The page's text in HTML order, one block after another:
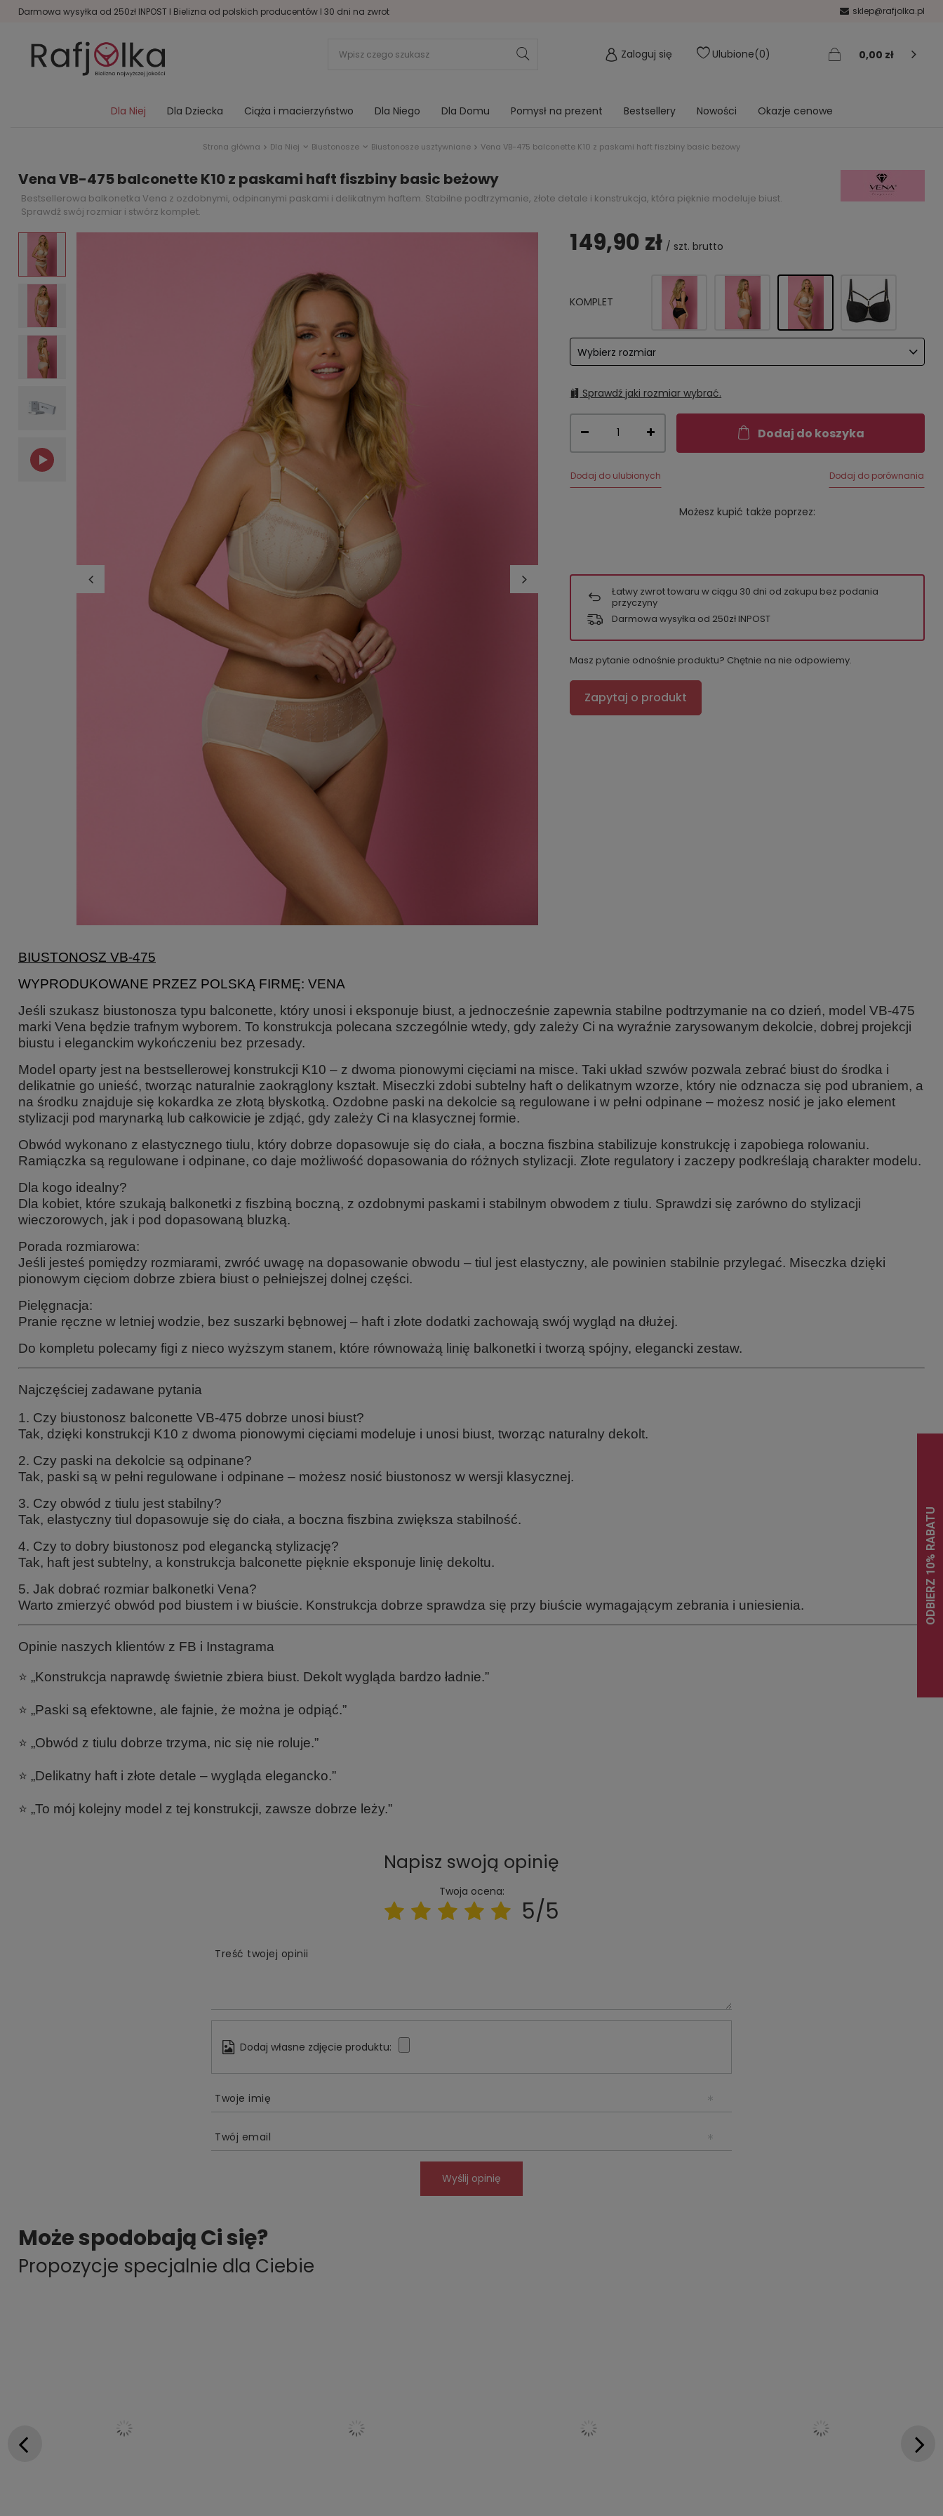
Darmowa wysyłka od 250zł INPOST I Bielizna od polskich producentów I 30 dni na zwrot sklep@rafjolka.pl
Zaloguj się Ulubione 0 0,00 zł
Dla Niej Dla Dziecka Ciąża i macierzyństwo Dla Niego Dla Domu Pomysł na prezent Bestsellery Nowości Okazje cenowe
Strona główna Dla Niej Biustonosze Biustonosze usztywniane Vena VB-475 balconette K10 z paskami haft fiszbiny basic beżowy
Vena VB-475 balconette K10 z paskami haft fiszbiny basic beżowy
Bestsellerowa balkonetka Vena z ozdobnymi, odpinanymi paskami i delikatnym haftem. Stabilne podtrzymanie, złote detale i konstrukcja, która pięknie modeluje biust.
Sprawdź swój rozmiar i stwórz komplet.
149,90 zł / szt. brutto
KOMPLET
Wybierz rozmiar
Sprawdź jaki rozmiar wybrać.
Dodaj do koszyka
Dodaj do ulubionych Dodaj do porównania
Możesz kupić także poprzez:
Łatwy zwrot towaru w ciągu 30 dni od zakupu bez podania
przyczyny
Darmowa wysyłka od 250zł INPOST
Masz pytanie odnośnie produktu? Chętnie na nie odpowiemy.
Zapytaj o produkt
BIUSTONOSZ VB-475
WYPRODUKOWANE PRZEZ POLSKĄ FIRMĘ: VENA
Jeśli szukasz biustonosza typu balconette, który unosi i eksponuje biust, a jednocześnie zapewnia stabilne podtrzymanie na co dzień, model VB-475
marki Vena będzie trafnym wyborem. To konstrukcja polecana szczególnie wtedy, gdy zależy Ci na wyraźnie zarysowanym dekolcie, dobrej projekcji
biustu i eleganckim wykończeniu bez przesady.
Model oparty jest na bestsellerowej konstrukcji K10 – z dwoma pionowymi cięciami na misce. Taki układ szwów pozwala zebrać biust do środka i
delikatnie go unieść, tworząc naturalnie zaokrąglony kształt. Miseczki zdobi subtelny haft o delikatnym wzorze, który nie odznacza się pod ubraniem, a
na środku znajduje się kokardka ze złotą błyskotką. Ozdobne paski na dekolcie są regulowane i w pełni odpinane – możesz nosić je jako element
stylizacji pod marynarką lub całkowicie je zdjąć, gdy zależy Ci na klasycznej formie.
Obwód wykonano z elastycznego tiulu, który dobrze dopasowuje się do ciała, a boczna fiszbina stabilizuje konstrukcję i zapobiega rolowaniu.
Ramiączka są regulowane i odpinane, co daje możliwość dopasowania do różnych stylizacji. Złote regulatory i zaczepy podkreślają charakter modelu.
Dla kogo idealny?
Dla kobiet, które szukają balkonetki z fiszbiną boczną, z ozdobnymi paskami i stabilnym obwodem z tiulu. Sprawdzi się zarówno do stylizacji
wieczorowych, jak i pod dopasowaną bluzką.
Porada rozmiarowa:
Jeśli jesteś pomiędzy rozmiarami, zwróć uwagę na dopasowanie obwodu – tiul jest elastyczny, ale powinien stabilnie przylegać. Miseczka dzięki
pionowym cięciom dobrze zbiera biust o pełniejszej dolnej części.
Pielęgnacja:
Pranie ręczne w letniej wodzie, bez suszarki bębnowej – haft i złote dodatki zachowają swój wygląd na dłużej.
Do kompletu polecamy figi z nieco wyższym stanem, które równoważą linię balkonetki i tworzą spójny, elegancki zestaw.
Najczęściej zadawane pytania
1. Czy biustonosz balconette VB-475 dobrze unosi biust?
Tak, dzięki konstrukcji K10 z dwoma pionowymi cięciami modeluje i unosi biust, tworząc naturalny dekolt.
2. Czy paski na dekolcie są odpinane?
Tak, paski są w pełni regulowane i odpinane – możesz nosić biustonosz w wersji klasycznej.
3. Czy obwód z tiulu jest stabilny?
Tak, elastyczny tiul dopasowuje się do ciała, a boczna fiszbina zwiększa stabilność.
4. Czy to dobry biustonosz pod elegancką stylizację?
Tak, haft jest subtelny, a konstrukcja balconette pięknie eksponuje linię dekoltu.
5. Jak dobrać rozmiar balkonetki Vena?
Warto zmierzyć obwód pod biustem i w biuście. Konstrukcja dobrze sprawdza się przy biuście wymagającym zebrania i uniesienia.
Opinie naszych klientów z FB i Instagrama
⭐ „Konstrukcja naprawdę świetnie zbiera biust. Dekolt wygląda bardzo ładnie.”
⭐ „Paski są efektowne, ale fajnie, że można je odpiąć.”
⭐ „Obwód z tiulu dobrze trzyma, nic się nie roluje.”
⭐ „Delikatny haft i złote detale – wygląda elegancko.”
⭐ „To mój kolejny model z tej konstrukcji, zawsze dobrze leży.”
Napisz swoją opinię
Twoja ocena:
5/5
Treść twojej opinii
Dodaj własne zdjęcie produktu:
Twoje imię
Twój email
Wyślij opinię
Może spodobają Ci się?
Propozycje specjalnie dla Ciebie